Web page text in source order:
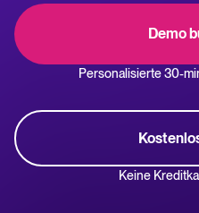
Interviews &
Kollaboratives Recruiting
Digitale Angebote & eSignaturen
Recruiting- und HR-
Webinare
On-Demand-Sessions mit
The State of Hiring 2025
Demo
Personalisierte 30-
Keine